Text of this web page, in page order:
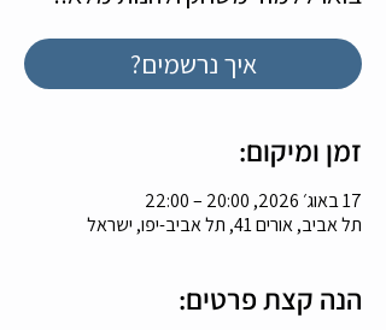
איך נרשמים?
זמן ומיקום:
17 באוג׳ 2026, 20:00 – 22:00
תל אביב, אורים 41, תל אביב-יפו, ישראל
הנה קצת פרטים: